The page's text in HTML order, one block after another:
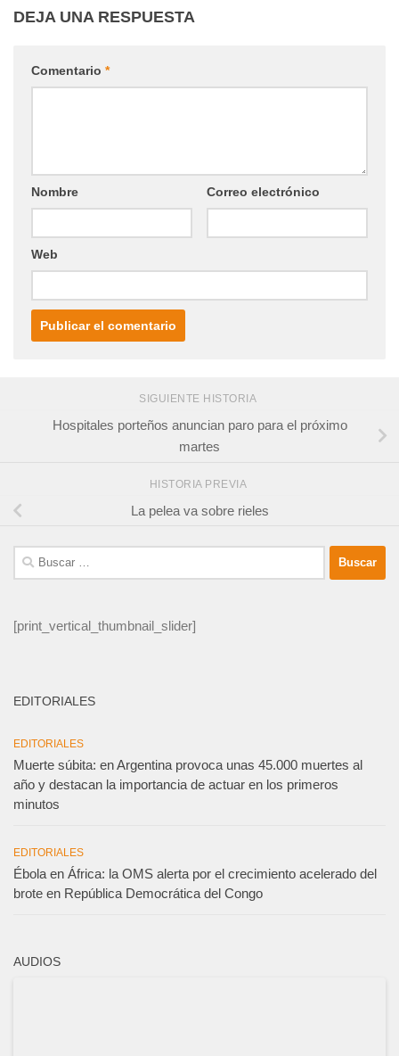
DEJA UNA RESPUESTA
Comentario *
Nombre Correo electrónico
Web
SIGUIENTE HISTORIA
Hospitales porteños anuncian paro para el próximo
martes
HISTORIA PREVIA
La pelea va sobre rieles
Buscar:
[print_vertical_thumbnail_slider]
EDITORIALES
EDITORIALES
Muerte súbita: en Argentina provoca unas 45.000 muertes al
año y destacan la importancia de actuar en los primeros
minutos
EDITORIALES
Ébola en África: la OMS alerta por el crecimiento acelerado del
brote en República Democrática del Congo
AUDIOS